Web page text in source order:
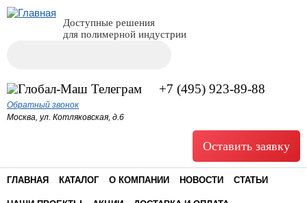
Доступные решения
для полимерной индустрии
+7 (495) 923-89-88
Обратный звонок
Москва, ул. Котляковская, д.6
Оставить заявку
ГЛАВНАЯ КАТАЛОГ О КОМПАНИИ НОВОСТИ СТАТЬИ